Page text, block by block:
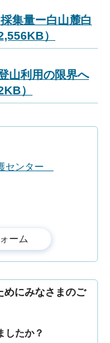
集量ー白山麓白
）
山利用の限界へ
）
センター
めにみなさまのご
したか？